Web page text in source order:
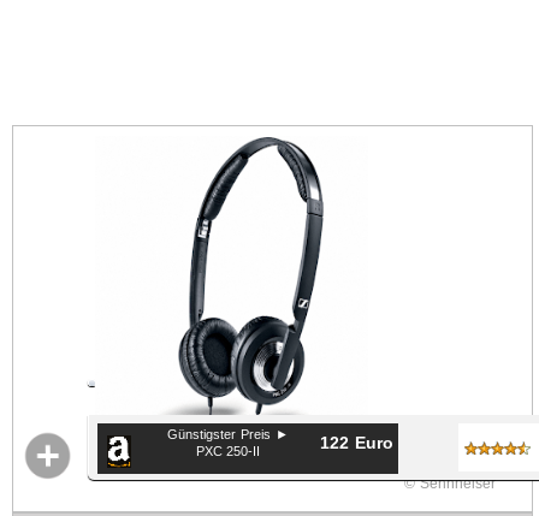
© Sennheiser
122 Euro
Günstigster Preis ►
PXC 250-II